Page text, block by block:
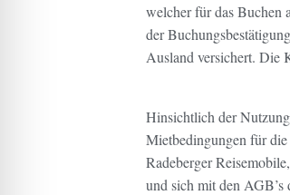
welcher für das Buchen
der
Ausland versichert. Die
Hinsichtlich der
Mietbedingungen für
Radeberger Reisemobile,
und sich mit den AGB’s